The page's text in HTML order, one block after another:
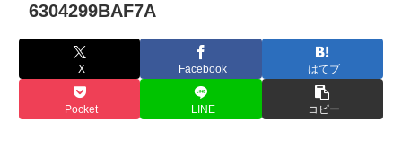
6304299BAF7A
X Facebook はてブ
Pocket LINE コピー